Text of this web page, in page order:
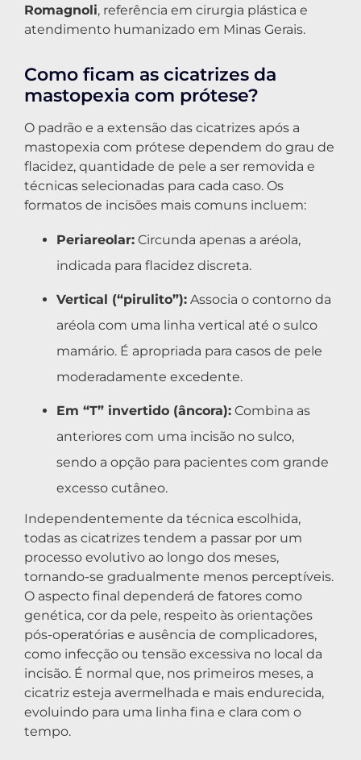
Romagnoli, referência em cirurgia plástica e
atendimento humanizado em Minas Gerais.
Como ficam as cicatrizes da
mastopexia com prótese?
O padrão e a extensão das cicatrizes após a
mastopexia com prótese dependem do grau de
flacidez, quantidade de pele a ser removida e
técnicas selecionadas para cada caso. Os
formatos de incisões mais comuns incluem:
Periareolar: Circunda apenas a aréola,
indicada para flacidez discreta.
Vertical (“pirulito”): Associa o contorno da
aréola com uma linha vertical até o sulco
mamário. É apropriada para casos de pele
moderadamente excedente.
Em “T” invertido (âncora): Combina as
anteriores com uma incisão no sulco,
sendo a opção para pacientes com grande
excesso cutâneo.
Independentemente da técnica escolhida,
todas as cicatrizes tendem a passar por um
processo evolutivo ao longo dos meses,
tornando-se gradualmente menos perceptíveis.
O aspecto final dependerá de fatores como
genética, cor da pele, respeito às orientações
pós-operatórias e ausência de complicadores,
como infecção ou tensão excessiva no local da
incisão. É normal que, nos primeiros meses, a
cicatriz esteja avermelhada e mais endurecida,
evoluindo para uma linha fina e clara com o
tempo.